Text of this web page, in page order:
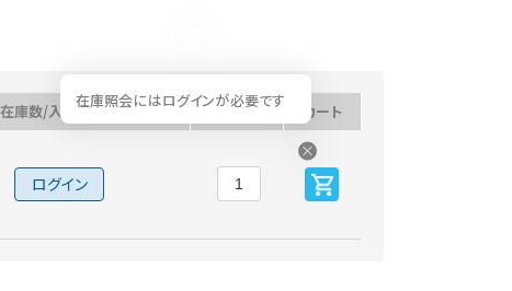
在庫数/入荷予定日
在庫照会にはログインが必要です
数量 カート
ログイン